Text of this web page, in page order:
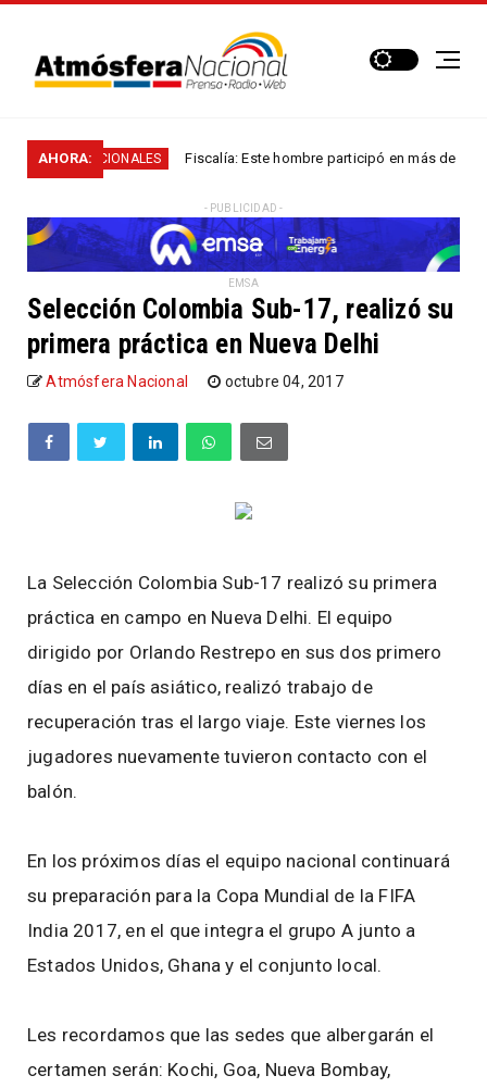
AHORA:
NACIONALES Fiscalía: Este hombre participó en más de 60
- PUBLICIDAD -
EMSA
Selección Colombia Sub-17, realizó su
primera práctica en Nueva Delhi
Atmósfera Nacional octubre 04, 2017
La Selección Colombia Sub-17 realizó su primera
práctica en campo en Nueva Delhi. El equipo
dirigido por Orlando Restrepo en sus dos primero
días en el país asiático, realizó trabajo de
recuperación tras el largo viaje. Este viernes los
jugadores nuevamente tuvieron contacto con el
balón.
En los próximos días el equipo nacional continuará
su preparación para la Copa Mundial de la FIFA
India 2017, en el que integra el grupo A junto a
Estados Unidos, Ghana y el conjunto local.
Les recordamos que las sedes que albergarán el
certamen serán: Kochi, Goa, Nueva Bombay,